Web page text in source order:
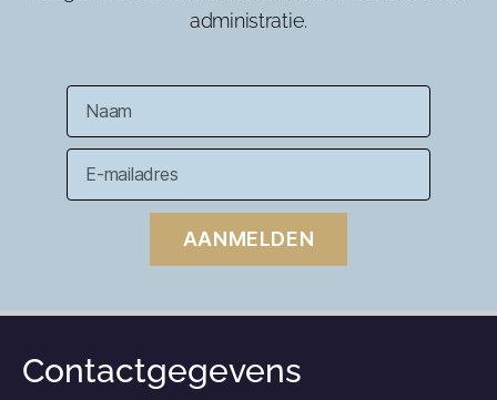
administratie.
AANMELDEN
Contactgegevens